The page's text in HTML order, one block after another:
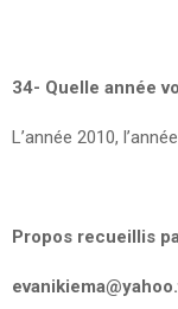
34- Quelle année
L’année 2010,
Propos recueillis